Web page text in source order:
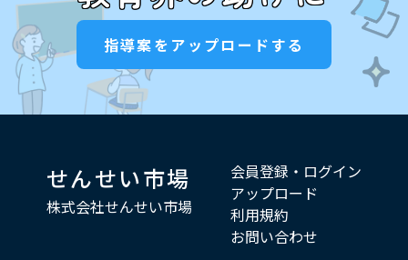
指導案をアップロードする
せんせい市場
株式会社せんせい市場
会員登録・ログイン
アップロード
利用規約
お問い合わせ